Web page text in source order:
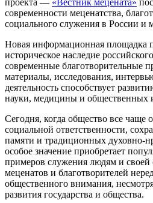
современности меценатства,
социального служения в России и
Новая информационная площадка
историческое наследие
современные благотворительные
материалы, исследования,
деятельность способствует
науки, медицины и общественных
Сегодня, когда общество все чаще
социальной ответственности,
памяти и традиционных духовно-
особое значение приобретает
примеров служения людям и своей
меценатов и благотворителей
общественного внимания,
развития государства и общества.